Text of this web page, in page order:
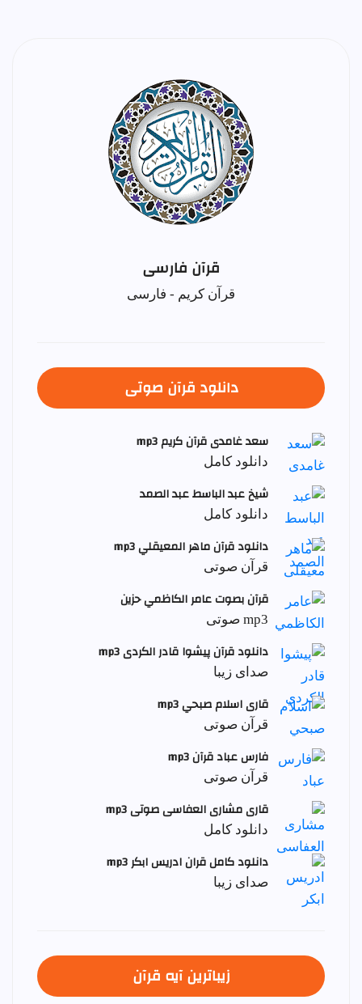
قرآن فارسی
قرآن کریم - فارسی
دانلود قرآن صوتی
سعد غامدی قرآن کریم mp3
دانلود کامل
شيخ عبد الباسط عبد الصمد
دانلود کامل
دانلود قرآن ماهر المعيقلي mp3
قرآن صوتی
قرآن بصوت عامر الكاظمي حزين
mp3 صوتی
دانلود قرآن پیشوا قادر الکردی mp3
صدای زیبا
قاری اسلام صبحي mp3
قرآن صوتی
فارس عباد قرآن mp3
قرآن صوتی
قاری مشاری العفاسی صوتی mp3
دانلود کامل
دانلود کامل قران ادریس ابکر mp3
صدای زیبا
زیباترین آیه قرآن